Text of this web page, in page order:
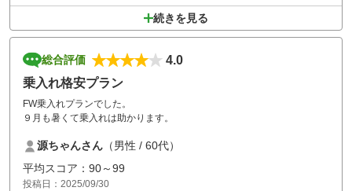
続きを見る
総合評価
4.0
乗入れ格安プラン
FW乗入れプランでした。
９月も暑くて乗入れは助かります。
源ちゃんさん （男性 / 60代）
平均スコア：90～99
投稿日：2025/09/30